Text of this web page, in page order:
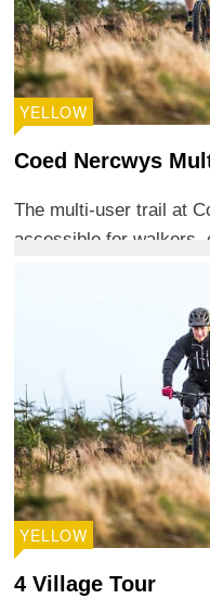
YELLOW
Coed Nercwys
The multi-user trail at
accessible for walkers,
YELLOW
4 Village Tour